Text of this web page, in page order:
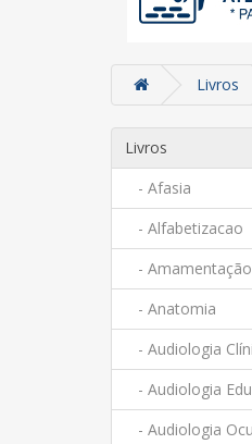
Livros
Livros
- Afasia
- Alfabetizacao
- Amamentação
- Anatomia
- Audiologia
- Audiologia
- Audiologia